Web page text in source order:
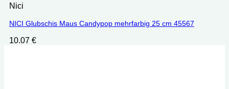
Nici
NICI Glubschis Maus Candypop mehrfarbig 25 cm 45567
10.07 €